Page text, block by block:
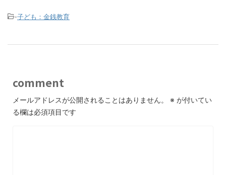
-子ども：金銭教育
comment
メールアドレスが公開されることはありません。 ※ が付いてい
る欄は必須項目です